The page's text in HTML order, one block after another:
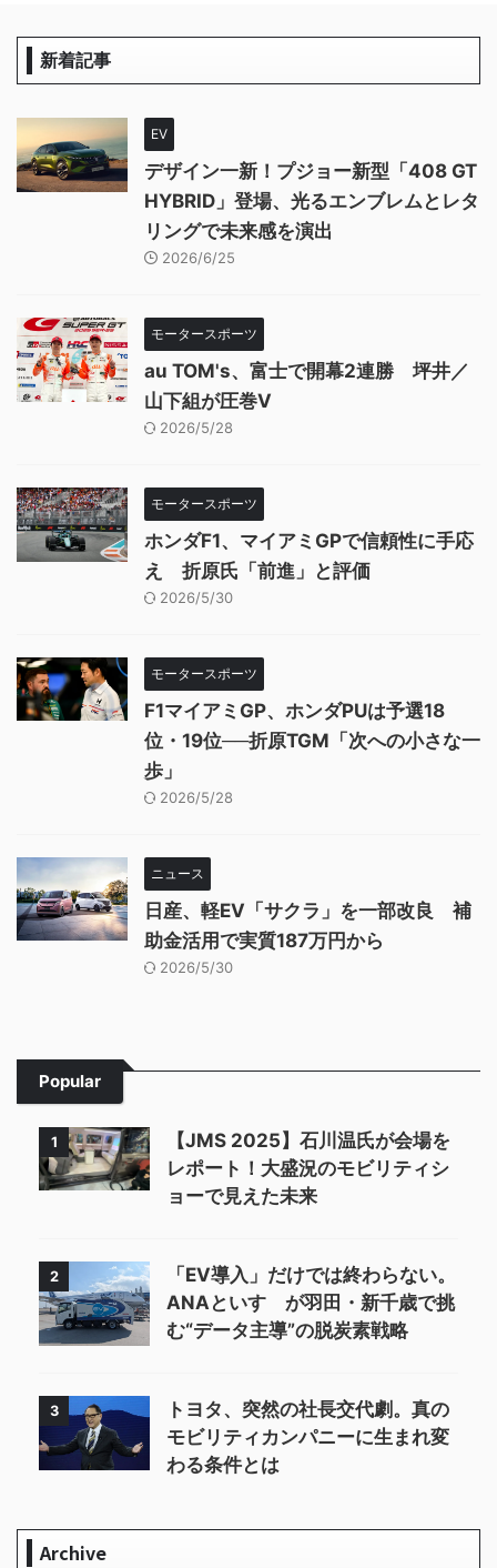
新着記事
EV
デザイン一新！プジョー新型「408 GT
HYBRID」登場、光るエンブレムとレタ
リングで未来感を演出
2026/6/25
モータースポーツ
au TOM's、富士で開幕2連勝 坪井／
山下組が圧巻V
2026/5/28
モータースポーツ
ホンダF1、マイアミGPで信頼性に手応
え 折原氏「前進」と評価
2026/5/30
モータースポーツ
F1マイアミGP、ホンダPUは予選18
位・19位──折原TGM「次への小さな一
歩」
2026/5/28
ニュース
日産、軽EV「サクラ」を一部改良 補
助金活用で実質187万円から
2026/5/30
Popular
1
【JMS 2025】石川温氏が会場を
レポート！大盛況のモビリティシ
ョーで見えた未来
2
「EV導入」だけでは終わらない。
ANAといすゞが羽田・新千歳で挑
む“データ主導”の脱炭素戦略
3
トヨタ、突然の社長交代劇。真の
モビリティカンパニーに生まれ変
わる条件とは
Archive